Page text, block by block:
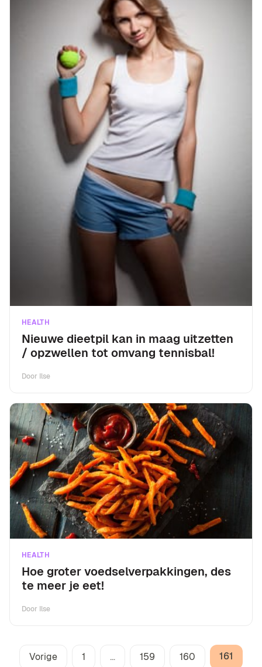
HEALTH
Nieuwe dieetpil kan in maag uitzetten
/ opzwellen tot omvang tennisbal!
Door Ilse
HEALTH
Hoe groter voedselverpakkingen, des
te meer je eet!
Door Ilse
Vorige 1 … 159 160 161